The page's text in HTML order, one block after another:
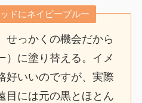
ドにネイビーブルー
せっかくの機会だから
）に塗り替える。イメ
好いいのですが、実際
目には元の黒とほとん